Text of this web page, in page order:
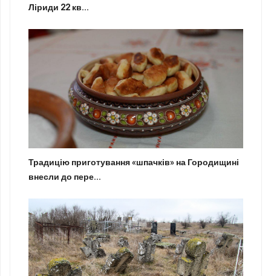
Ліриди 22 кв...
Традицію приготування «шпачків» на Городищині
внесли до пере...